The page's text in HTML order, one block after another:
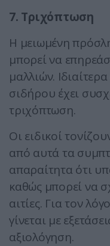
7. Τριχόπτωση
Η μειωμένη
μπορεί να
μαλλιών.
σιδήρου έχει
τριχόπτωση.
Οι ειδικοί
από αυτά τα
απαραίτητα ότι
καθώς μπορεί να
αιτίες. Για τον
γίνεται με
αξιολόγηση.